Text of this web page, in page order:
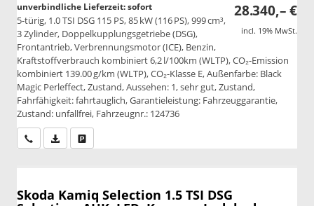
28.340,– €
incl. 19% MwSt.
unverbindliche Lieferzeit: sofort
5-türig, 1.0 TSI DSG 115 PS, 85 kW (116 PS), 999 cm³,
3 Zylinder, Doppelkupplungsgetriebe (DSG),
Frontantrieb, Verbrennungsmotor (ICE), Benzin,
Kraftstoffverbrauch kombiniert 6,2 l/100km (WLTP), CO₂-Emission
kombiniert 139.00 g/km (WLTP), CO₂-Klasse E, Außenfarbe: Black
Magic Perleffect, Zustand, Aussehen: 1, sehr gut, Zustand,
Fahrfähigkeit: fahrtauglich, Garantieleistung: Fahrzeuggarantie,
Zustand: unfallfrei, Fahrzeugnr.: 124736
Wir rufen Sie anPDF-Datei, Fahrzeugexposé drucken
Skoda Kamiq Selection 1.5 TSI DSG